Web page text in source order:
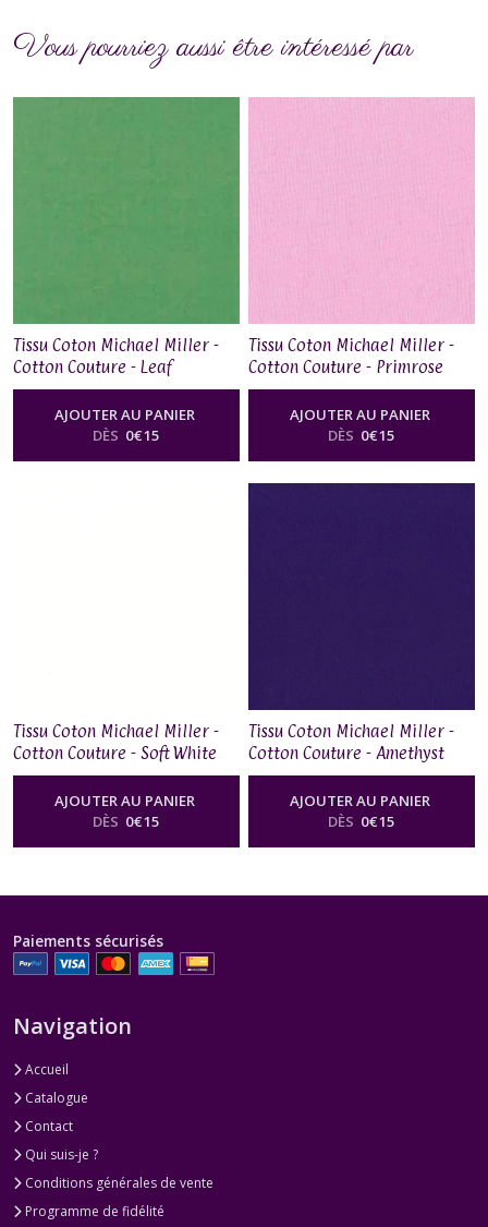
Vous pourriez aussi être intéressé par
Tissu Coton Michael Miller -
Cotton Couture - Leaf
AJOUTER AU PANIER
DÈS 0€15
Tissu Coton Michael Miller -
Cotton Couture - Primrose
AJOUTER AU PANIER
DÈS 0€15
Tissu Coton Michael Miller -
Cotton Couture - Soft White
AJOUTER AU PANIER
DÈS 0€15
Tissu Coton Michael Miller -
Cotton Couture - Amethyst
AJOUTER AU PANIER
DÈS 0€15
Paiements sécurisés
Navigation
Accueil
Catalogue
Contact
Qui suis-je ?
Conditions générales de vente
Programme de fidélité